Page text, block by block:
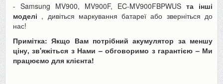
- Samsung MV900, MV900F, EC-MV900FBPWUS та інші
моделі , дивіться маркування батареї або зверніться до
нас!
Примітка: Якщо Вам потрібний акумулятор за меншу
ціну, зв'яжіться з Нами – обговоримо з гарантією – Ми
працюємо для клієнта!